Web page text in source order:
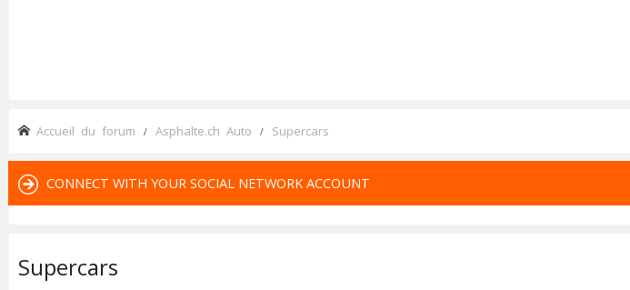
Accueil du forum Asphalte.ch Auto Supercars
CONNECT WITH YOUR SOCIAL NETWORK ACCOUNT
Supercars